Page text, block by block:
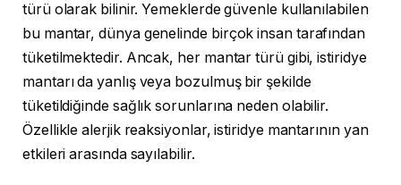
türü olarak bilinir. Yemeklerde güvenle kullanılabilen
bu mantar, dünya genelinde birçok insan tarafından
tüketilmektedir. Ancak, her mantar türü gibi, istiridye
mantarı da yanlış veya bozulmuş bir şekilde
tüketildiğinde sağlık sorunlarına neden olabilir.
Özellikle alerjik reaksiyonlar, istiridye mantarının yan
etkileri arasında sayılabilir.